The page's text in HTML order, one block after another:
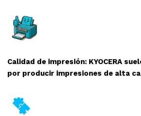
Calidad de impresión: KYOCERA
por producir impresiones de alta